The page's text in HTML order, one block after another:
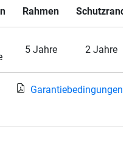
Rahmen Schutzrand
5 Jahre 2 Jahre
Garantiebedingungen